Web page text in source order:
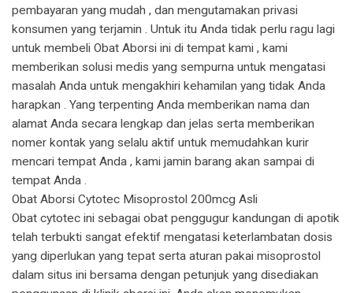
pembayaran yang mudah , dan mengutamakan privasi
konsumen yang terjamin . Untuk itu Anda tidak perlu ragu lagi
untuk membeli Obat Aborsi ini di tempat kami , kami
memberikan solusi medis yang sempurna untuk mengatasi
masalah Anda untuk mengakhiri kehamilan yang tidak Anda
harapkan . Yang terpenting Anda memberikan nama dan
alamat Anda secara lengkap dan jelas serta memberikan
nomer kontak yang selalu aktif untuk memudahkan kurir
mencari tempat Anda , kami jamin barang akan sampai di
tempat Anda .
Obat Aborsi Cytotec Misoprostol 200mcg Asli
Obat cytotec ini sebagai obat penggugur kandungan di apotik
telah terbukti sangat efektif mengatasi keterlambatan dosis
yang diperlukan yang tepat serta aturan pakai misoprostol
dalam situs ini bersama dengan petunjuk yang disediakan